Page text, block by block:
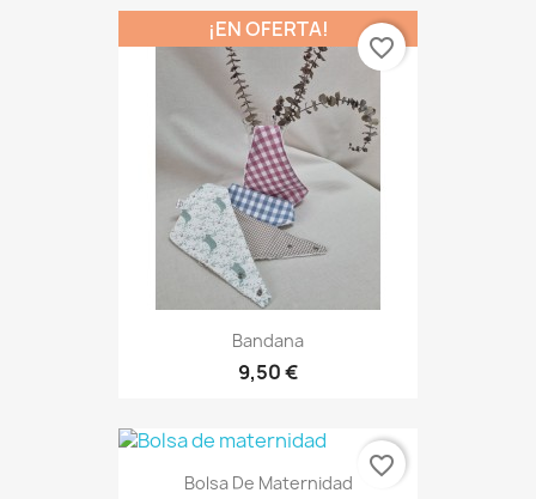
Bandana
9,50 €
¡EN OFERTA!
favorite_border
Bolsa De Maternidad
favorite_border